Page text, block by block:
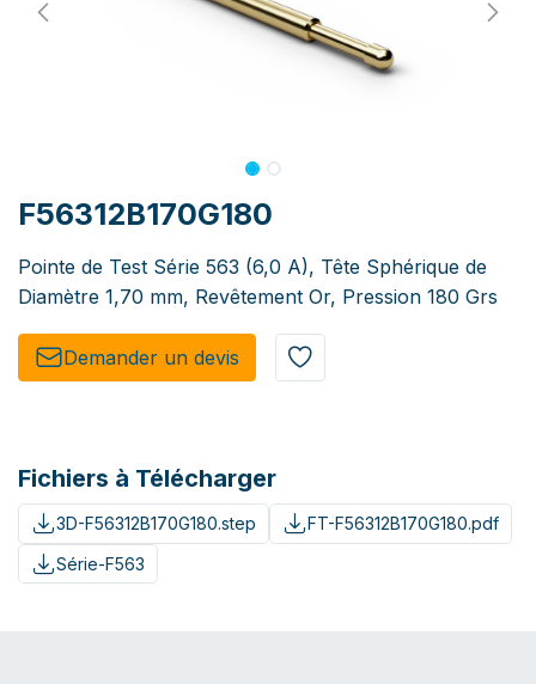
F56312B170G180
Pointe de Test Série 563 (6,0 A), Tête Sphérique de
Diamètre 1,70 mm, Revêtement Or, Pression 180 Grs
Demander un de​​vis​​
Fichiers à Télécharger
3D-F56312B170G180.step
FT-F56312B170G180.pdf
Série-F563